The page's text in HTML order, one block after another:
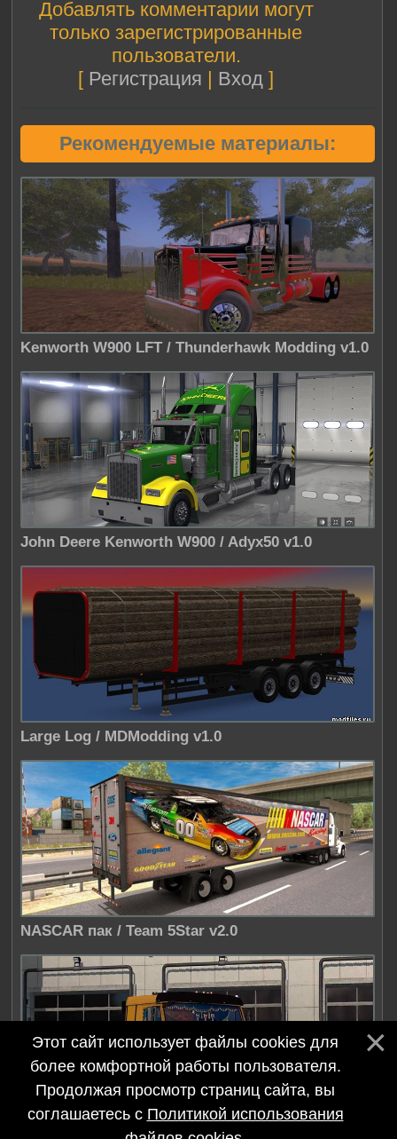
Добавлять комментарии могут
только зарегистрированные
пользователи.
[ Регистрация | Вход ]
Рекомендуемые материалы:
Kenworth W900 LFT / Thunderhawk Modding v1.0
John Deere Kenworth W900 / Adyx50 v1.0
Large Log / MDModding v1.0
NASCAR пак / Team 5Star v2.0
КамАЗ 65115/65116 / il 86 v1.0.1
Этот сайт использует файлы cookies для
более комфортной работы пользователя.
Продолжая просмотр страниц сайта, вы
соглашаетесь с Политикой использования